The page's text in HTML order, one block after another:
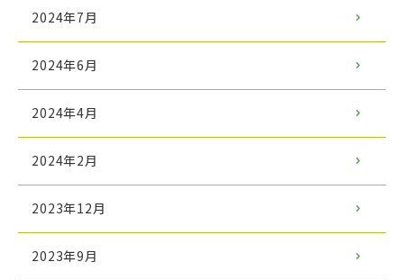
2024年7月
2024年6月
2024年4月
2024年2月
2023年12月
2023年9月